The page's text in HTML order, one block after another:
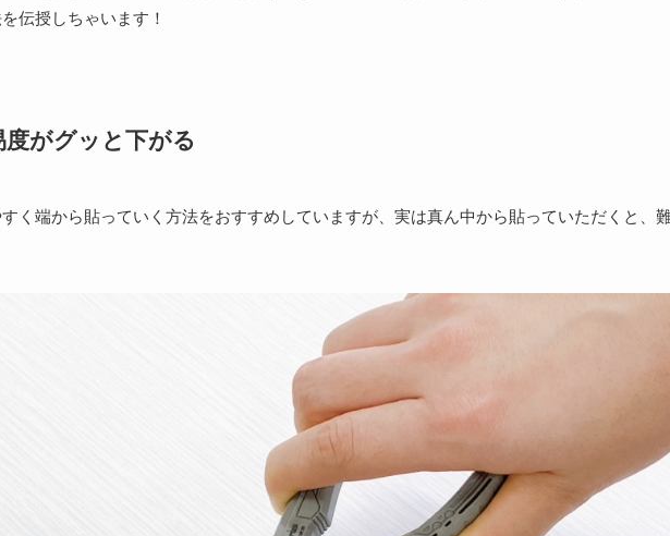
伝授しちゃいます！
がグッと下がる
く端から貼っていく方法をおすすめしていますが、実は真ん中から貼っていただくと、